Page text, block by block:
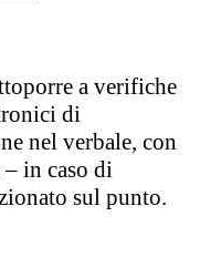
a verifiche
di
nel verbale, con
– in caso di
sul punto.